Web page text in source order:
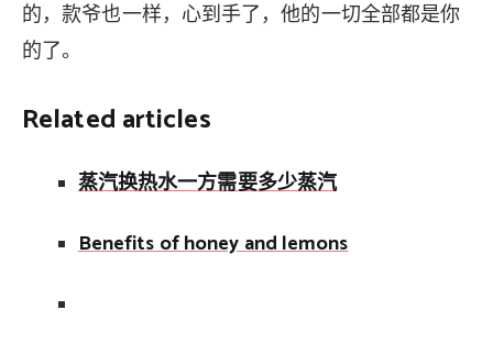
的，款爷也一样，心到手了，他的一切全部都是你
的了。
Related articles
蒸汽换热水一方需要多少蒸汽
Benefits of honey and lemons